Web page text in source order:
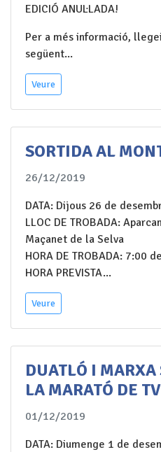
EDICIÓ ANUL·LADA!
Per a més informació,
següent...
Veure
SORTIDA AL
26/12/2019
DATA: Dijous 26 de
LLOC DE TROBADA:
Maçanet de la Selva
HORA DE TROBADA: 7:00
HORA PREVISTA...
Veure
DUATLÓ I
LA MARATÓ DE
01/12/2019
DATA: Diumenge 1 de